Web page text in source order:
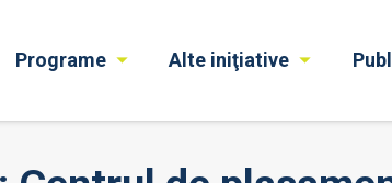
Programe Alte iniţiative